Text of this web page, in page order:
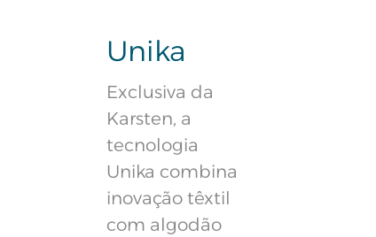
Unika
Exclusiva da
Karsten, a
tecnologia
Unika combina
inovação têxtil
com algodão